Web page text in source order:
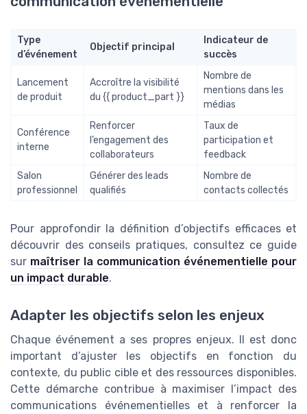
Type
d’événement
Objectif principal
Indicateur de
succès
Lancement
de produit
Accroître la visibilité
du {{ product_part }}
Nombre de
mentions dans les
médias
Conférence
interne
Renforcer
l’engagement des
collaborateurs
Taux de
participation et
feedback
Salon
professionnel
Générer des leads
qualifiés
Nombre de
contacts collectés
Pour approfondir la définition d’objectifs efficaces et
découvrir des conseils pratiques, consultez ce guide
sur maîtriser la communication événementielle pour
un impact durable.
Adapter les objectifs selon les enjeux
Chaque événement a ses propres enjeux. Il est donc
important d’ajuster les objectifs en fonction du
contexte, du public cible et des ressources disponibles.
Cette démarche contribue à maximiser l’impact des
communications événementielles et à renforcer la